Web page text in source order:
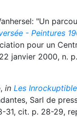
"Un
- Peintures
pour un
janvier 2000, n.
in Les
Sarl de
31, cit. p. 28-29,